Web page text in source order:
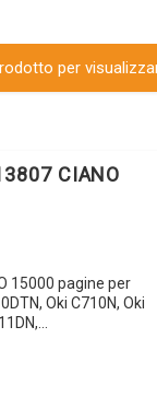
per
CIANO
15000 pagine per
Oki C710N, Oki